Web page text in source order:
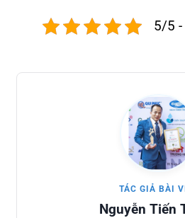
5/5
TÁC GIẢ BÀI
Nguyễn Tiến